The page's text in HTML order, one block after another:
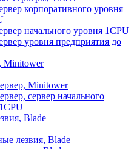
корпоративного уровня
начального уровня 1CPU
уровня предприятия до
Minitower
Minitower
сервер начального
Blade
лезвия, Blade